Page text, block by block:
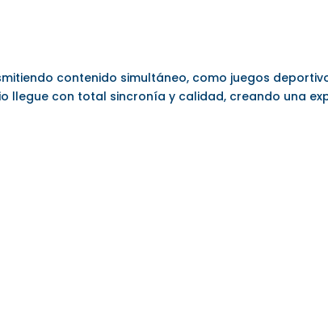
contenido simultáneo, como juegos
llegue con total sincronía y calidad, creando una